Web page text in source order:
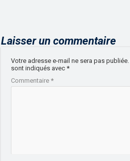
Laisser un commentaire
Votre adresse e-mail ne sera pas publiée.
sont indiqués avec*
Commentaire*